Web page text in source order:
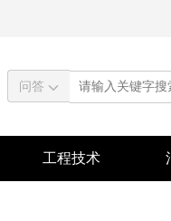
问答
工程技术